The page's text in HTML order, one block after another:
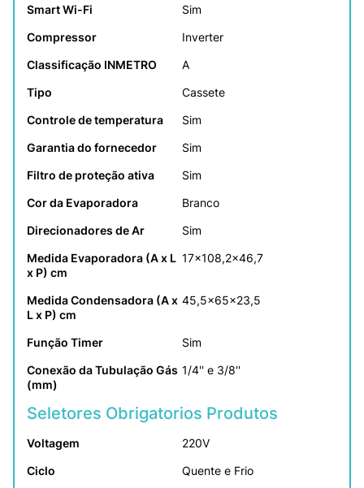
Smart Wi-Fi
Sim
Compressor
Inverter
Classificação INMETRO
A
Tipo
Cassete
Controle de temperatura
Sim
Garantia do fornecedor
Sim
Filtro de proteção ativa
Sim
Cor da Evaporadora
Branco
Direcionadores de Ar
Sim
Medida Evaporadora (A x L
x P) cm
17x108,2x46,7
Medida Condensadora (A x
L x P) cm
45,5x65x23,5
Função Timer
Sim
Conexão da Tubulação Gás
(mm)
1/4'' e 3/8''
Seletores Obrigatorios Produtos
Voltagem
220V
Ciclo
Quente e Frio